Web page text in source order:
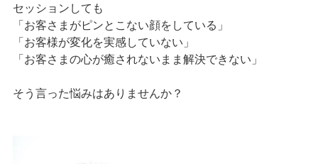
セッションしても
「お客さまがピンとこない顔をしている」
「お客様が変化を実感していない」
「お客さまの心が癒されないまま解決できない」
そう言った悩みはありませんか？